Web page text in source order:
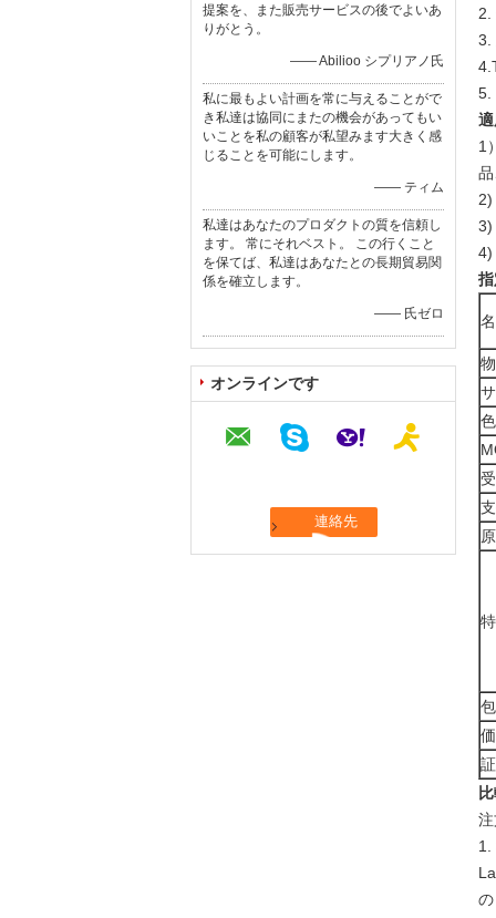
提案を、また販売サービスの後でよいあ
りがとう。
—— Abilioo シプリアノ氏
私に最もよい計画を常に与えることがで
き私達は協同にまたの機会があってもい
いことを私の顧客が私望みます大きく感
じることを可能にします。
—— ティム
私達はあなたのプロダクトの質を信頼し
ます。 常にそれベスト。 この行くこと
を保てば、私達はあなたとの長期貿易関
係を確立します。
—— 氏ゼロ
オンラインです
2.
3.
5.
1
2)
3)
4)
色
1.